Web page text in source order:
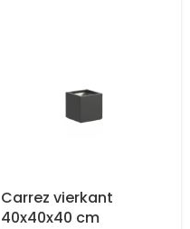
Carrez vierkant
40x40x40 cm